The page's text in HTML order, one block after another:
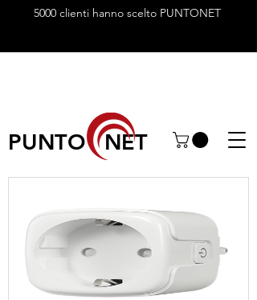
5000 clienti hanno scelto PUNTONET
PUNTO NET